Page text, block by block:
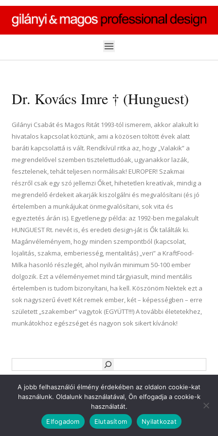
Skip to content
Dr. Kovács Imre † (Hunguest)
Gilányi Csabát és Magos Ritát 1993-tól ismerem, akkor alakult ki
hivatalos kapcsolat köztünk, ami a közösen töltött évek alatt
baráti kapcsolattá is vált. Rendkívül ritka az, hogy „Valakik” a
megrendelővel szemben tisztelettudóak, ugyanakkor lazák,
fesztelenek, tehát teljesen normálisak! EUROPER! Szakmai
részről csak egy szó jellemzi Őket, hihetetlen kreatívak, mindig a
megrendelő érdekeit akarják kiszolgálni és megvalósítani (és jó
értelemben a munkájukat önmegvalósítani, sok vita és
egyeztetés árán is). Egyetlenegy példa: az 1992-ben megalakult
HUNGUEST Rt. nevét is, és eredeti design-ját is Ők találták ki.
Magánvéleményem, hogy minden szempontból (kapcsolat,
lojalitás, szakma, emberiesség, mentalitás) „veri” a KraftFood-
Milka hasonló részlegét, ahol nyilván minimum 50-100 ember
dolgozik. Ezt a véleményemet mind tárgyiasult, mind mentális
értelemben is tudom bizonyítani, ha kell. Köszönöm Nektek ezt a
sok nagyszerű évet! Két remek ember, két – képességben – erre
született „szakember” vagytok (EGYÜTT!!!) A további életetekhez,
munkátokhoz egészséget és nagyon sok sikert kívánok!
Facebook
Twitter
Google
YouTube
GILÁNYI & MAGOS PROFESSIONAL DESIGN
A jobb felhasználói élmény érdekében az oldalon cookie-kat
használunk. Oldalunk használatával, Ön elfogadja a cookie-k
használatát.
Elfogadom
Elutasítom Nyilatkozat